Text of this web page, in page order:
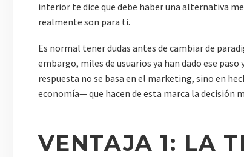
interior te dice que debe haber una alternativa
realmente son para ti.
Es normal tener dudas antes de cambiar de
embargo, miles de usuarios ya han dado ese
respuesta no se basa en el marketing, sino en
economía— que hacen de esta marca la decisión
VENTAJA 1: LA